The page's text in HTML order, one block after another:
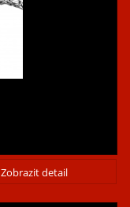
Zobrazit detail